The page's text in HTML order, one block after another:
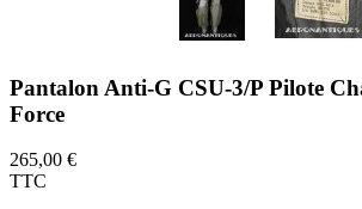
Pantalon Anti-G CSU-3/P Pilote
Force
265,00 €
TTC